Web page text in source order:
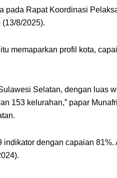
pada Rapat Koordinasi
8/2025).
memaparkan profil kota,
Selatan, dengan luas
153 kelurahan,” papar
dengan capaian